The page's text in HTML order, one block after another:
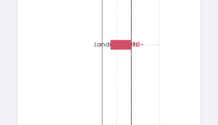
Landing/Form -1.30